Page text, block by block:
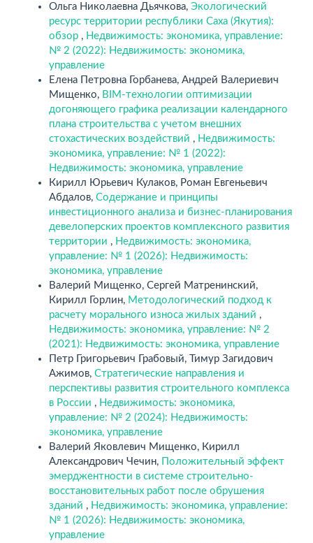
Ольга Николаевна Дьячкова, Экологический
ресурс территории республики Саха (Якутия):
обзор , Недвижимость: экономика, управление:
№ 2 (2022): Недвижимость: экономика,
управление
Елена Петровна Горбанева, Андрей Валериевич
Мищенко, BIM-технологии оптимизации
догоняющего графика реализации календарного
плана строительства с учетом внешних
стохастических воздействий , Недвижимость:
экономика, управление: № 1 (2022):
Недвижимость: экономика, управление
Кирилл Юрьевич Кулаков, Роман Евгеньевич
Абдалов, Содержание и принципы
инвестиционного анализа и бизнес-планирования
девелоперских проектов комплексного развития
территории , Недвижимость: экономика,
управление: № 1 (2026): Недвижимость:
экономика, управление
Валерий Мищенко, Сергей Матренинский,
Кирилл Горлин, Методологический подход к
расчету морального износа жилых зданий ,
Недвижимость: экономика, управление: № 2
(2021): Недвижимость: экономика, управление
Петр Григорьевич Грабовый, Тимур Загидович
Ажимов, Стратегические направления и
перспективы развития строительного комплекса
в России , Недвижимость: экономика,
управление: № 2 (2024): Недвижимость:
экономика, управление
Валерий Яковлевич Мищенко, Кирилл
Александрович Чечин,
Положительный эффект
эмерджентности в системе строительно-
восстановительных работ после обрушения
зданий , Недвижимость: экономика, управление:
№ 1 (2026): Недвижимость: экономика,
управление